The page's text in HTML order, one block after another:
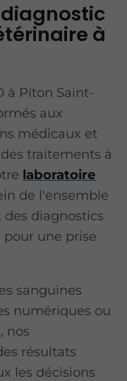
à
à Piton Saint-
aux
médicaux et
traitements à
laboratoire
de l'ensemble
des diagnostics
pour une prise
sanguines
numériques ou
nos
résultats
les décisions